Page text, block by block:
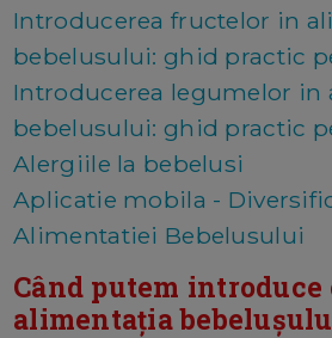
Introducerea fructelor in
bebelusului: ghid practic
Introducerea legumelor in
bebelusului: ghid practic
Alergiile la bebelusi
Aplicatie mobila -
Alimentatiei Bebelusului
Când putem
alimentația